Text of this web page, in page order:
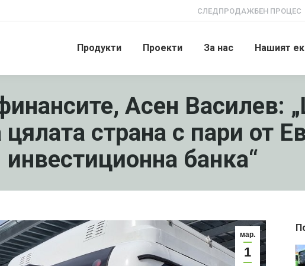
СЛЕДПРОДАЖБЕН ПРОЦЕС
Продукти Проекти За нас Нашият
Асен Василев:
страна с пари от
инвестиционна банка“
мар.
1